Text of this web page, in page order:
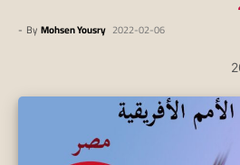
koraapedia
By Mohsen Yousry
- 2022-02-06